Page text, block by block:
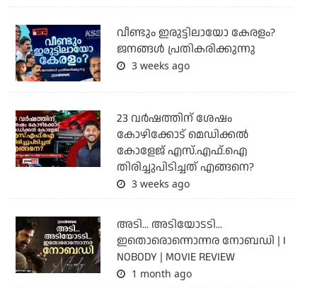
വീണ്ടും ഇരുട്ടിലായോ കേരളം?
ജനങ്ങൾ പ്രതികരിക്കുന്നു
3 weeks ago
23 വർഷത്തിന് ശേഷം
കോഴിക്കോട് മെഡിക്കൽ
കോളേജ് എസ്.എഫ്.ഐ
തിരിച്ചുപിടിച്ചത് എങ്ങനെ?
3 weeks ago
അടി... അടിയോടടി...
ഇതൊരൊന്നൊന്നര നോബഡി | I
NOBODY | MOVIE REVIEW
1 month ago